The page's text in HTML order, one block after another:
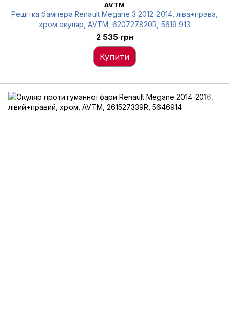
AVTM
Решітка бампера Renault Megane 3 2012-2014, ліва+права,
хром окуляр, AVTM, 620727820R, 5619 913
2 535 грн
Купити